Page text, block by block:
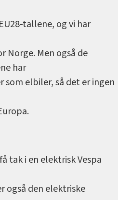
tallene, og vi har
Norge. Men også de
har
som elbiler, så det er ingen
tak i en elektrisk Vespa
også den elektriske